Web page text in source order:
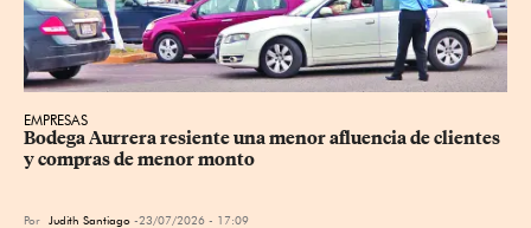
EMPRESAS
Bodega Aurrera resiente una menor afluencia de clientes
y compras de menor monto
Por Judith Santiago 23/07/2026 - 17:09